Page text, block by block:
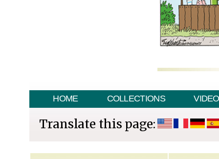
HOME COLLECTIONS VIDEO
Translate this page: